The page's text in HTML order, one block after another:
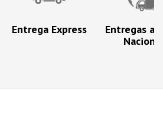
Entrega Express
Entregas a
Nacional